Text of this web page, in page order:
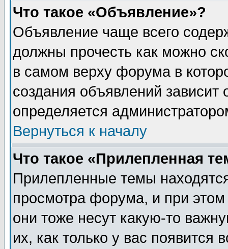
Что такое «Объявление»?
Объявление чаще всего
должны прочесть как можно
в самом верху форума в
создания объявлений зависит
определяется
Вернуться к началу
Что такое «Прилепленная
Прилепленные темы
просмотра форума, и при
они тоже несут какую-то
их, как только у вас появится